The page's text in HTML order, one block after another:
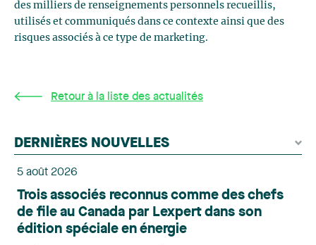
des milliers de renseignements personnels recueillis,
utilisés et communiqués dans ce contexte ainsi que des
risques associés à ce type de marketing.
Retour à la liste des actualités
DERNIÈRES NOUVELLES
5 août 2026
Trois associés reconnus comme des chefs
de file au Canada par Lexpert dans son
édition spéciale en énergie